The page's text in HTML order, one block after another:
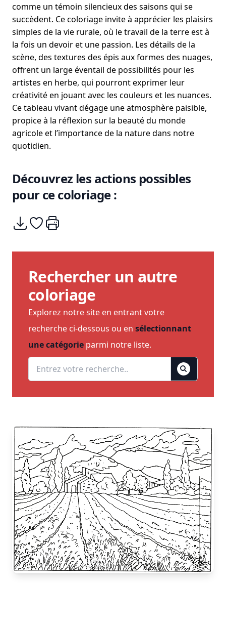
comme un témoin silencieux des saisons qui se
succèdent. Ce coloriage invite à apprécier les plaisirs
simples de la vie rurale, où le travail de la terre est à
la fois un devoir et une passion. Les détails de la
scène, des textures des épis aux formes des nuages,
offrent un large éventail de possibilités pour les
artistes en herbe, qui pourront exprimer leur
créativité en jouant avec les couleurs et les nuances.
Ce tableau vivant dégage une atmosphère paisible,
propice à la réflexion sur la beauté du monde
agricole et l’importance de la nature dans notre
quotidien.
Découvrez les actions possibles
pour ce coloriage :
Télécharger
Ajouter à mes coups de coeurs
Imprimer
Rechercher un autre
coloriage
Explorez notre site en entrant votre
recherche ci-dessous ou en sélectionnant
une catégorie parmi notre liste.